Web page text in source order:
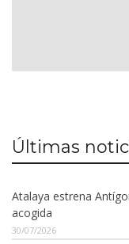
Últimas
Atalaya estrena
acogida
30/07/2026